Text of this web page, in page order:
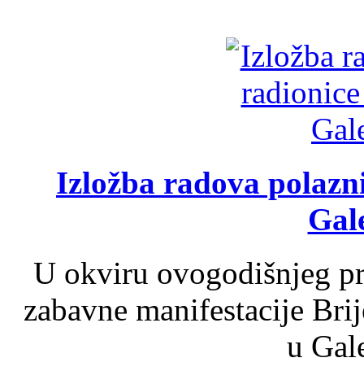
Izložba radova
U okviru ovogodišnjeg
zabavne manifestacije
u